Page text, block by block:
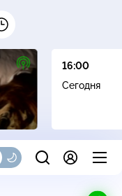
16+
16:00
Сегодня